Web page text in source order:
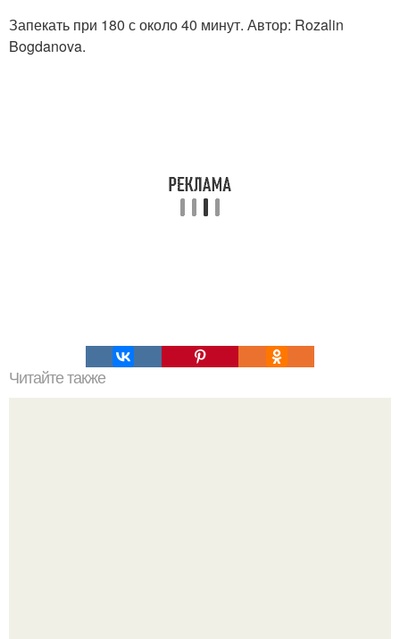
Запекать при 180 с около 40 минут. Автор: Rozalin
Bogdanova.
Читайте также